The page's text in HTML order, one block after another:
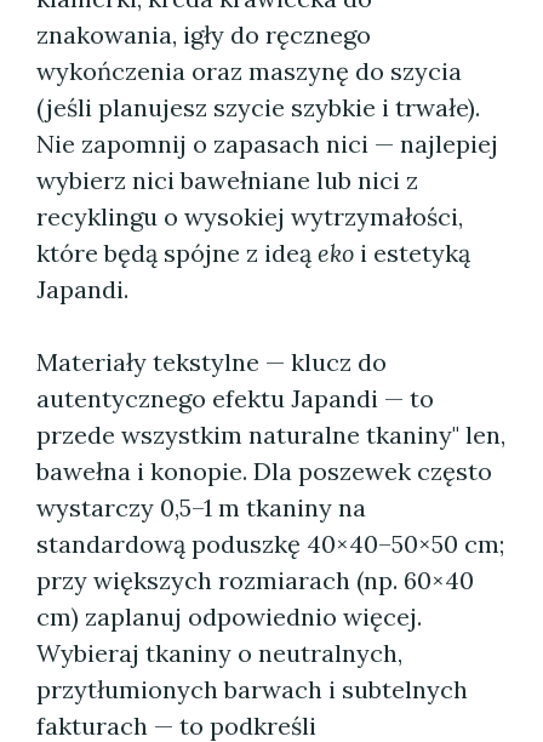
znakowania, igły do ręcznego
wykończenia oraz maszynę do szycia
(jeśli planujesz szycie szybkie i trwałe).
Nie zapomnij o zapasach nici — najlepiej
wybierz nici bawełniane lub nici z
recyklingu o wysokiej wytrzymałości,
które będą spójne z ideą eko i estetyką
Japandi.
Materiały tekstylne — klucz do
autentycznego efektu Japandi — to
przede wszystkim naturalne tkaniny" len,
bawełna i konopie. Dla poszewek często
wystarczy 0,5–1 m tkaniny na
standardową poduszkę 40×40–50×50 cm;
przy większych rozmiarach (np. 60×40
cm) zaplanuj odpowiednio więcej.
Wybieraj tkaniny o neutralnych,
przytłumionych barwach i subtelnych
fakturach — to podkreśli